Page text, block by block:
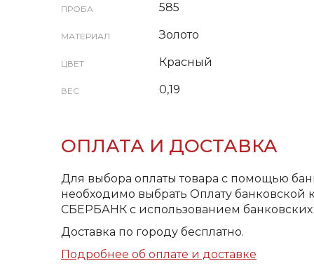
ПРОБА 585
МАТЕРИАЛ Золото
ЦВЕТ Красный
ВЕС 0,19
ОПЛАТА И ДОСТАВКА
Для выбора оплаты товара с помощью
необходимо выбрать Оплату банковской
СБЕРБАНК с использованием банковских
Доставка по городу бесплатно.
Подробнее об оплате и доставке